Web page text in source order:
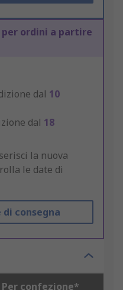
per ordini a partire
dal 10
dal 18
la nuova
le date di
consegna
Per confezione*